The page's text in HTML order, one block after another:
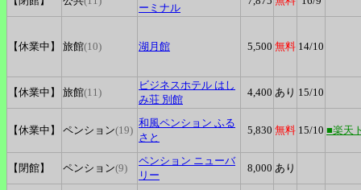
ーミナル
【休業中】 旅館(10) 湖月館 5,500 無料 14/10
【休業中】 旅館(11)
ビジネスホテル はし
み荘 別館
4,400 あり 15/10
【休業中】 ペンション(19)
和風ペンション ふる
さと
5,830 無料 15/10 ■楽天
【閉館】 ペンション(9)
ペンション ニューバ
リー
8,000 あり